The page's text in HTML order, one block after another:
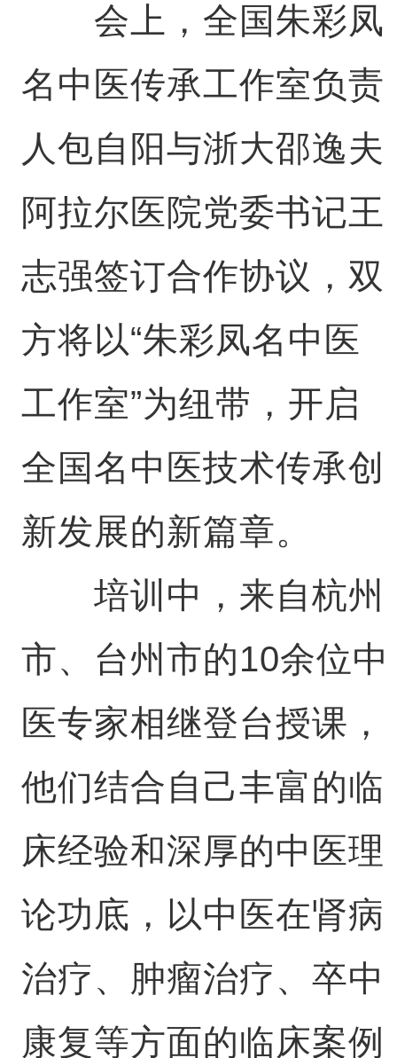
会上，全国朱彩凤
名中医传承工作室负责
人包自阳与浙大邵逸夫
阿拉尔医院党委书记王
志强签订合作协议，双
方将以“朱彩凤名中医
工作室”为纽带，开启
全国名中医技术传承创
新发展的新篇章。
培训中，来自杭州
市、台州市的10余位中
医专家相继登台授课，
他们结合自己丰富的临
床经验和深厚的中医理
论功底，以中医在肾病
治疗、肿瘤治疗、卒中
康复等方面的临床案例